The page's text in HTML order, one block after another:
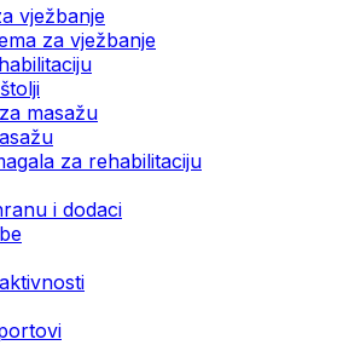
vježbanje
za vježbanje
masažu
za rehabilitaciju
i dodaci